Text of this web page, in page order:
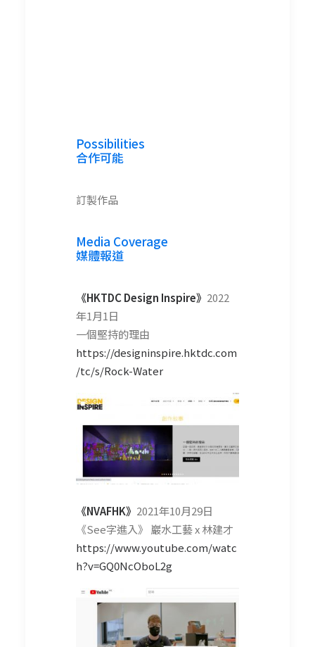
Possibilities
合作可能
訂製作品
Media Coverage
媒體報道
《HKTDC Design Inspire》 2022
年1月1日
一個堅持的理由
https://designinspire.hktdc.com
/tc/s/Rock-Water
《NVAFHK》 2021年10月29日
《See字進入》 巖水工藝 x 林建才
https://www.youtube.com/watc
h?v=GQ0NcOboL2g